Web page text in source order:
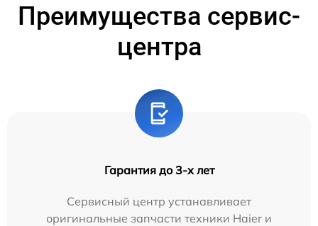
Преимущества сервис-
центра
Гарантия до 3-х лет
Сервисный центр устанавливает
оригинальные запчасти техники Haier и